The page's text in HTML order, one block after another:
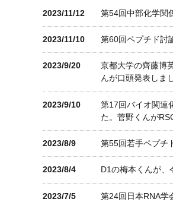
2023/11/12 第54回中部化学関
2023/11/10 第60回ペプチド討
2023/9/20
京都大学の齊藤博
んが口頭発表しま
2023/9/10
第17回バイオ関連
た。菅野くんが
2023/8/9 第55回若手ペプチ
2023/8/4 D1の梅本くんが、
2023/7/5 第24回日本RNA学